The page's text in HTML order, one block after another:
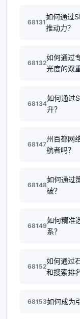
68131
如何通过
推动力？
68132
如何通过
光度的双
68134
如何通过
升？
68147
州百都网
航者吗？
68148
如何通过
破？
68149
如何精准
系？
68152
如何通过
和搜索排
68153如何成为